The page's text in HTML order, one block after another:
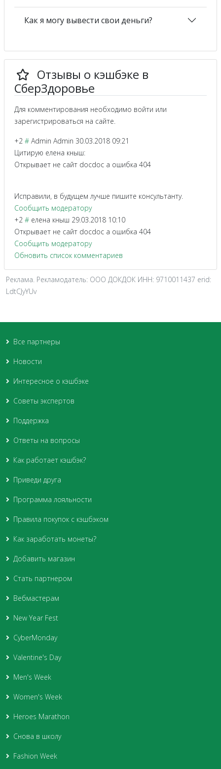
Как я могу вывести свои деньги?
Отзывы о кэшбэке в
СберЗдоровье
Для комментирования необходимо войти или
зарегистрироваться на сайте.
+2 # Admin Admin 30.03.2018 09:21
Цитирую елена кныш:
Открывает не сайт docdoc а ошибка 404
Исправили, в будущем лучше пишите консультанту.
Сообщить модератору
+2 # елена кныш 29.03.2018 10:10
Открывает не сайт docdoc а ошибка 404
Сообщить модератору
Обновить список комментариев
Реклама. Рекламодатель: ООО ДОКДОК ИНН: 9710011437 erid:
LdtCJyYUv
Все партнеры
Новости
Интересное о кэшбэке
Советы экспертов
Поддержка
Ответы на вопросы
Как работает кэшбэк?
Приведи друга
Программа лояльности
Правила покупок с кэшбэком
Как заработать монеты?
Добавить магазин
Стать партнером
Вебмастерам
New Year Fest
CyberMonday
Valentine's Day
Men's Week
Women's Week
Heroes Marathon
Снова в школу
Fashion Week